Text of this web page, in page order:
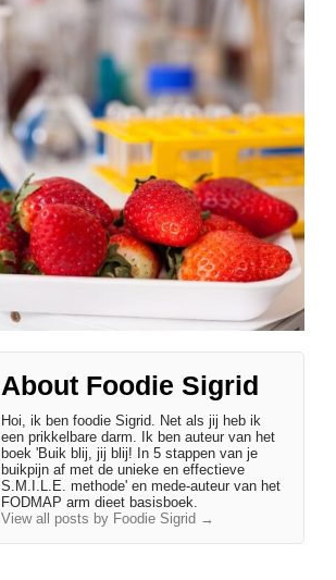
About Foodie Sigrid
Hoi, ik ben foodie Sigrid. Net als jij heb ik
een prikkelbare darm. Ik ben auteur van het
boek 'Buik blij, jij blij! In 5 stappen van je
buikpijn af met de unieke en effectieve
S.M.I.L.E. methode' en mede-auteur van het
FODMAP arm dieet basisboek.
View all posts by Foodie Sigrid →